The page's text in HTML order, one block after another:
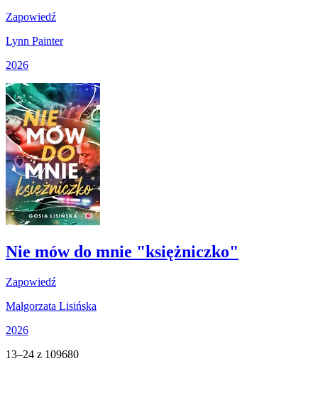
Zapowiedź
Lynn Painter
2026
Nie mów do mnie "księżniczko"
Zapowiedź
Małgorzata Lisińska
2026
13–24 z 109680